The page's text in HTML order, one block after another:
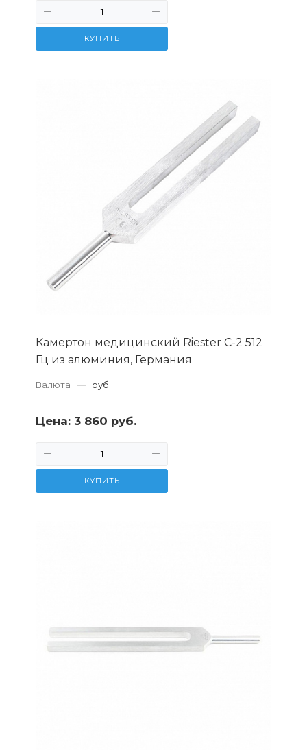
КУПИТЬ
Камертон медицинский Riester С-2 512
Гц из алюминия, Германия
Валюта — руб.
Цена: 3 860 руб.
КУПИТЬ